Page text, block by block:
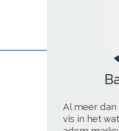
Al meer dan
vis in het